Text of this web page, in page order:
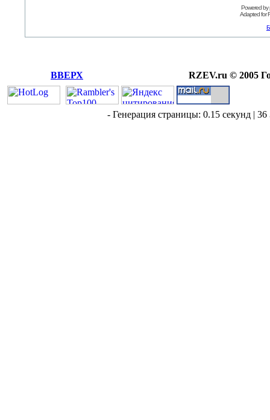
Powered by
Adapted for
ВВЕРХ RZEV.ru © 2005
- Генерация страницы: 0.15 секунд |